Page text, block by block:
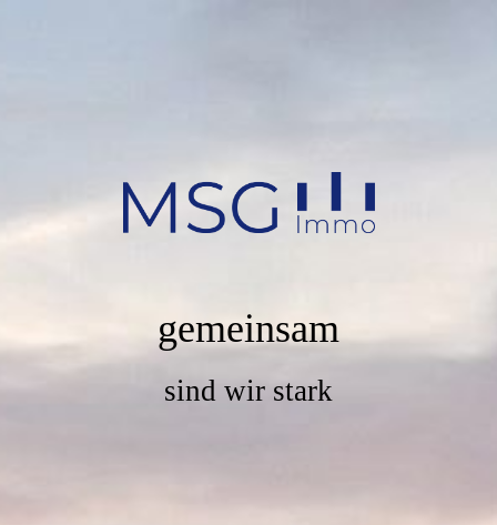
gemeinsam
sind wir stark